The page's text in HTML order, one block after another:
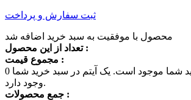
ثبت سفارش و پرداخت
محصول با موفقیت به سبد خرید اضافه شد
تعداد از این محصول :
مجموع قیمت :
0
شما موجود است. یک آیتم در سبد خرید شما
وجود دارد.
جمع محصولات :